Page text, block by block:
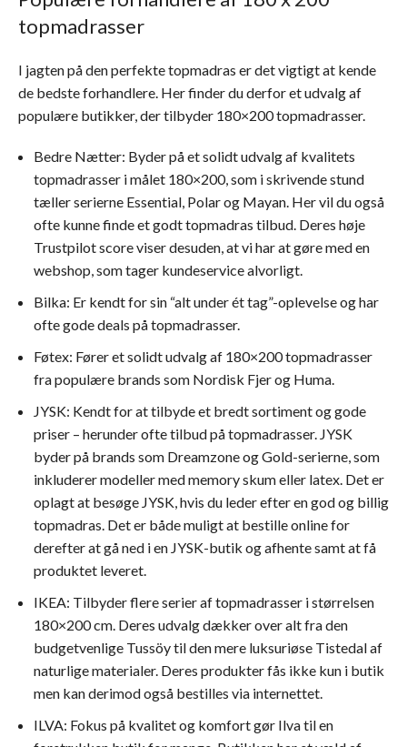
topmadrasser
I jagten på den perfekte topmadras er det vigtigt at kende
de bedste forhandlere. Her finder du derfor et udvalg af
populære butikker, der tilbyder 180×200 topmadrasser.
Bedre Nætter: Byder på et solidt udvalg af kvalitets
topmadrasser i målet 180×200, som i skrivende stund
tæller serierne Essential, Polar og Mayan. Her vil du også
ofte kunne finde et godt topmadras tilbud. Deres høje
Trustpilot score viser desuden, at vi har at gøre med en
webshop, som tager kundeservice alvorligt.
Bilka: Er kendt for sin “alt under ét tag”-oplevelse og har
ofte gode deals på topmadrasser.
Føtex: Fører et solidt udvalg af 180×200 topmadrasser
fra populære brands som Nordisk Fjer og Huma.
JYSK: Kendt for at tilbyde et bredt sortiment og gode
priser – herunder ofte tilbud på topmadrasser. JYSK
byder på brands som Dreamzone og Gold-serierne, som
inkluderer modeller med memory skum eller latex. Det er
oplagt at besøge JYSK, hvis du leder efter en god og billig
topmadras. Det er både muligt at bestille online for
derefter at gå ned i en JYSK-butik og afhente samt at få
produktet leveret.
IKEA: Tilbyder flere serier af topmadrasser i størrelsen
180×200 cm. Deres udvalg dækker over alt fra den
budgetvenlige Tussöy til den mere luksuriøse Tistedal af
naturlige materialer. Deres produkter fås ikke kun i butik
men kan derimod også bestilles via internettet.
ILVA: Fokus på kvalitet og komfort gør Ilva til en